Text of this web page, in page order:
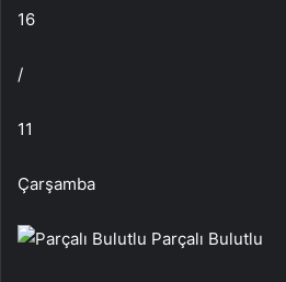
16
/
11
Çarşamba
Parçalı Bulutlu